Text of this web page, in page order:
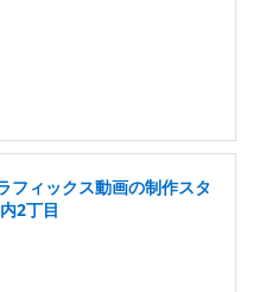
フィックス動画の制作スタ
2丁目